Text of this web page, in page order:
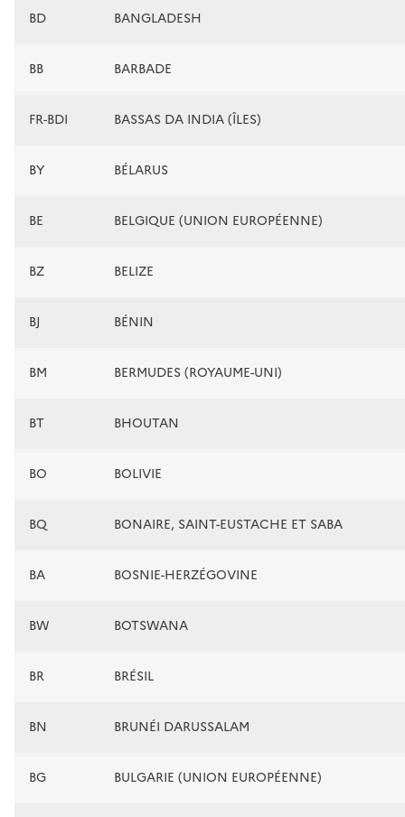
BD BANGLADESH
BB BARBADE
FR-BDI BASSAS DA INDIA (ÎLES)
BY BÉLARUS
BE BELGIQUE (UNION EUROPÉENNE)
BZ BELIZE
BJ BÉNIN
BM BERMUDES (ROYAUME-UNI)
BT BHOUTAN
BO BOLIVIE
BQ BONAIRE, SAINT-EUSTACHE ET SABA
BA BOSNIE-HERZÉGOVINE
BW BOTSWANA
BR BRÉSIL
BN BRUNÉI DARUSSALAM
BG BULGARIE (UNION EUROPÉENNE)